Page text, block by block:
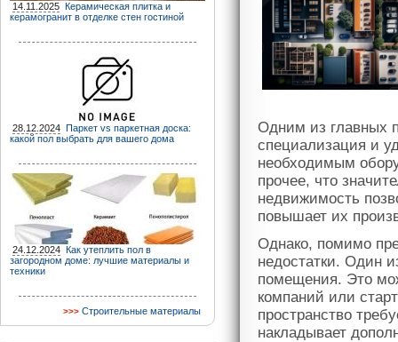
14.11.2025 Керамическая плитка и
керамогранит в отделке стен гостиной
28.12.2024 Паркет vs паркетная доска:
какой пол выбрать для вашего дома
24.12.2024 Как утеплить пол в
загородном доме: лучшие материалы и
техники
Строительные материалы
Одним из главных
специализация и
необходимым
прочее, что
недвижимость
повышает их
Однако, помимо
недостатки. Один
помещения. Это
компаний или
пространство
накладывает